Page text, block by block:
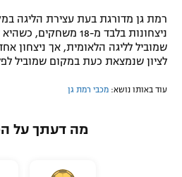
רמת גן מדורגת בעת עצירת הליגה
ניצחונות בלבד מ-18
שמוביל לליגה הלאומית, אך ניצחון
לציון שנמצאת כעת במקום שמוביל
עוד באותו נושא: מכבי רמת גן
מה דעתך על